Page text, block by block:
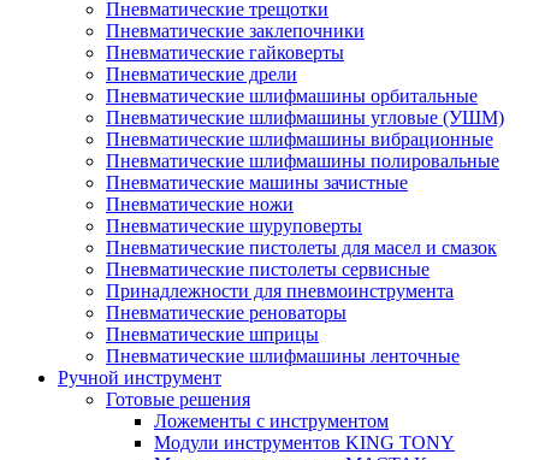
Пневматические трещотки
Пневматические заклепочники
Пневматические гайковерты
Пневматические дрели
Пневматические шлифмашины орбитальные
Пневматические шлифмашины угловые (УШМ)
Пневматические шлифмашины вибрационные
Пневматические шлифмашины полировальные
Пневматические машины зачистные
Пневматические ножи
Пневматические шуруповерты
Пневматические пистолеты для масел и смазок
Пневматические пистолеты сервисные
Принадлежности для пневмоинструмента
Пневматические реноваторы
Пневматические шприцы
Пневматические шлифмашины ленточные
Ручной инструмент
Готовые решения
Ложементы с инструментом
Модули инструментов KING TONY